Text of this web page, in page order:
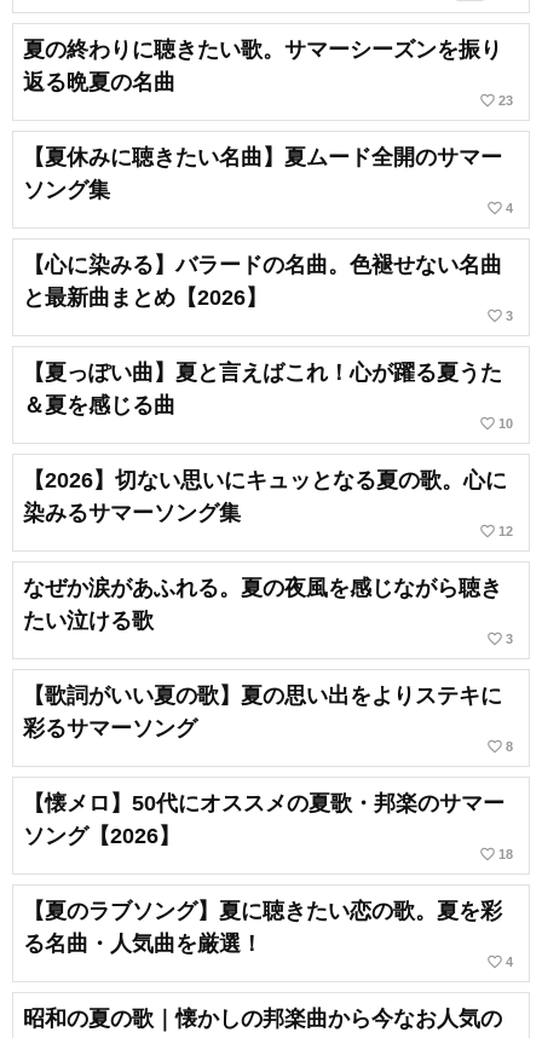
夏の終わりに聴きたい歌。サマーシーズンを振り
返る晩夏の名曲
favorite_border 23
【夏休みに聴きたい名曲】夏ムード全開のサマー
ソング集
favorite_border 4
【心に染みる】バラードの名曲。色褪せない名曲
と最新曲まとめ【2026】
favorite_border 3
【夏っぽい曲】夏と言えばこれ！心が躍る夏うた
＆夏を感じる曲
favorite_border 10
【2026】切ない思いにキュッとなる夏の歌。心に
染みるサマーソング集
favorite_border 12
なぜか涙があふれる。夏の夜風を感じながら聴き
たい泣ける歌
favorite_border 3
【歌詞がいい夏の歌】夏の思い出をよりステキに
彩るサマーソング
favorite_border 8
【懐メロ】50代にオススメの夏歌・邦楽のサマー
ソング【2026】
favorite_border 18
【夏のラブソング】夏に聴きたい恋の歌。夏を彩
る名曲・人気曲を厳選！
favorite_border 4
昭和の夏の歌｜懐かしの邦楽曲から今なお人気の